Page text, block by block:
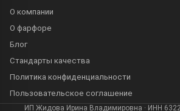
О компании
О фарфоре
Блог
Стандарты качества
Политика конфиденциальности
Пользовательское соглашение
ИП Жидова Ирина Владимировна · ИНН